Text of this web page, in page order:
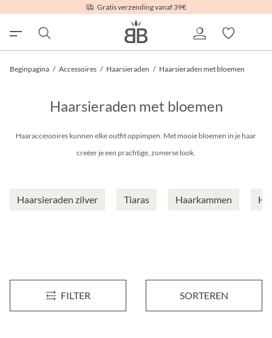
Gratis verzending vanaf 39€
Beginpagina / Accessoires / Haarsieraden / Haarsieraden met bloemen
Haarsieraden met bloemen
Haaraccessoires kunnen elke outfit oppimpen. Met mooie bloemen in je haar
creëer je een prachtige, zomerse look.
Haarsieraden zilver Tiaras Haarkammen
FILTER SORTEREN
Haarklem - Grey Blossom Haarklem - White Aloha